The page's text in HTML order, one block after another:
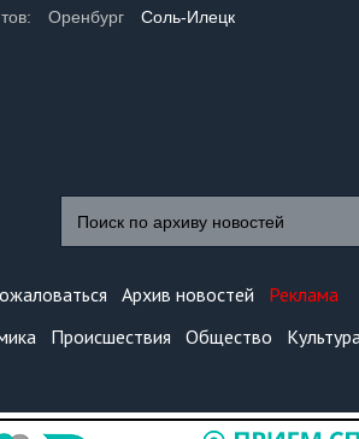
Оренбург Соль-Илецк
Архив новостей
Реклама
Происшествия Общество